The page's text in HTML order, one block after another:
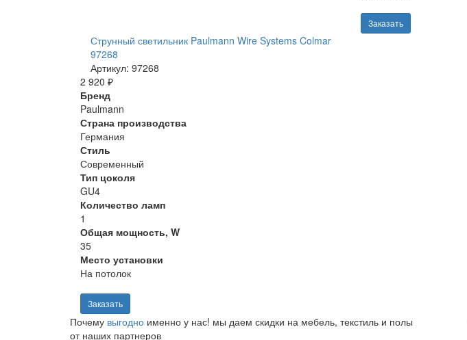
Заказать
Струнный светильник Paulmann Wire Systems Colmar
97268
Артикул: 97268
2 920 ₽
Бренд
Paulmann
Страна производства
Германия
Стиль
Современный
Тип цоколя
GU4
Количество ламп
1
Общая мощность, W
35
Место установки
На потолок
Заказать
Почему выгодно именно у нас! мы даем скидки на мебель, текстиль и полы
от наших партнеров